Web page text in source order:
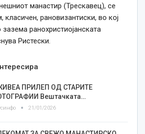
манастир (Трескавец), се
рановизантиски, во кој
ранохристиојанската
Ристески.
ПРИЛЕП ОД СТАРИТЕ
Вештачката…
21/01/2026